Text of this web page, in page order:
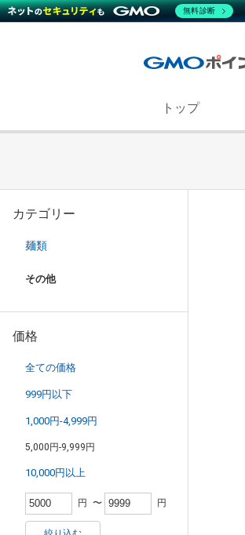
トップ
カテゴリー
麺類
その他
価格
全ての価格
999円以下
1,000円-4,999円
5,000円-9,999円
10,000円以上
円 〜 円
無料診断